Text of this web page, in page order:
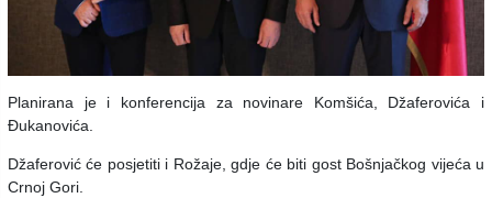
Planirana je i konferencija za novinare Komšića, Džaferovića i
Đukanovića.
Džaferović će posjetiti i Rožaje, gdje će biti gost Bošnjačkog vijeća u
Crnoj Gori.